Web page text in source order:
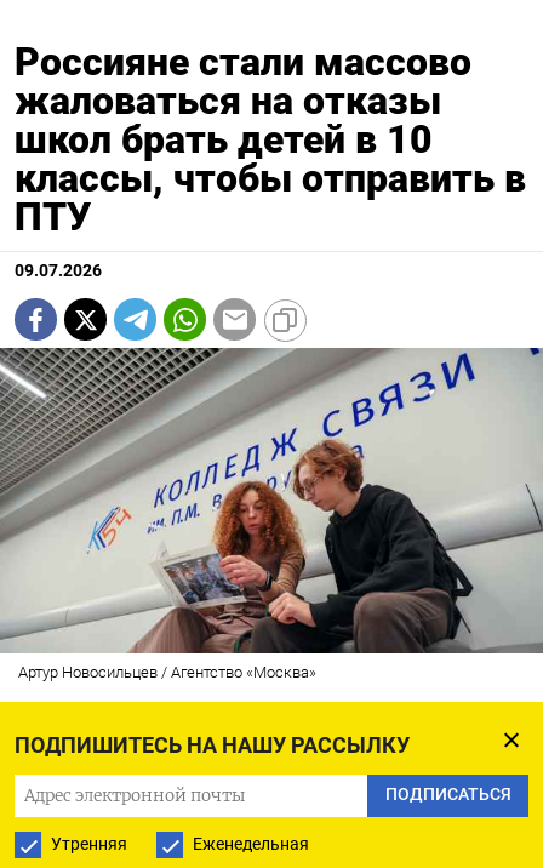
ПОДПИШИТЕСЬ НА НАШУ РАССЫЛКУ
ПОДПИСАТЬСЯ
Утренняя Еженедельная
Россияне стали массово
жаловаться на отказы
школ брать детей в 10
классы, чтобы отправить в
ПТУ
09.07.2026
Артур Новосильцев / Агентство «Москва»
На фоне требования президента Владимира
Путина решить проблему дефицита кадров
на предприятиях граждане РФ из разных
регионов сообщили, что их детям массово